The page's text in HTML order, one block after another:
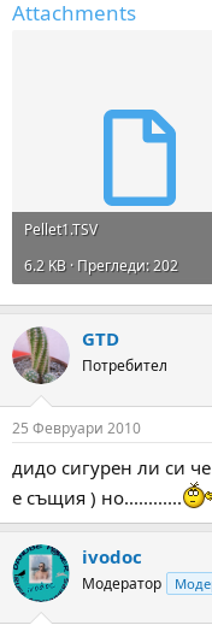
Attachments
Pellet1.TSV
6.2 KB · Прегледи: 202
GTD
Потребител
25 Февруари 2010
дидо сигурен ли си
е същия ) но............
ivodoc
Модератор